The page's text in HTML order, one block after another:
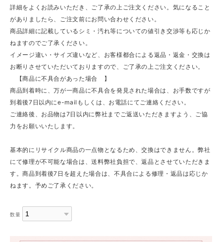
詳細をよくお読みいただき、ご了承の上ご注文ください。気になること
がありましたら、ご注文前にお問い合わせください。
商品詳細に記載しているシミ・汚れ等についての値引き交渉等も応じか
ねますのでご了承ください。
イメージ違い・サイズ違いなど、お客様都合による返品・返金・交換は
お断りさせていただいておりますので、ご了承の上ご注文ください。
【商品に不具合があった場合 】
商品到着時に、万が一商品に不具合を発見された場合は、お手数ですが
到着後7日以内にe-mailもしくは、お電話にてご連絡ください。
ご連絡後、お品物は7日以内に弊社までご返送いただきますよう、ご協
力をお願いいたします。
基本的にリサイクル商品の一点物となるため、交換はできません。弊社
にて修理が不可能な場合は、送料弊社負担で、返品とさせていただきま
す。商品到着後7日を超えた場合は、不具合による修理・返品は応じか
ねます。予めご了承ください。
数量